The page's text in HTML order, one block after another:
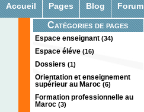
Accueil Pages Blog Forum
Catégories de pages
Espace enseignant (34)
Espace éléve (16)
Dossiers (1)
Orientation et enseignement
supérieur au Maroc (6)
Formation professionnelle au
Maroc (3)